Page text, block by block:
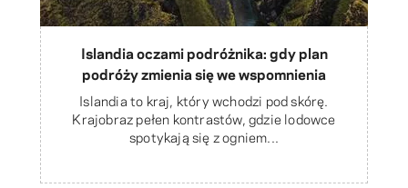
Islandia oczami podróżnika: gdy plan
podróży zmienia się we wspomnienia
Islandia to kraj, który wchodzi pod skórę.
Krajobraz pełen kontrastów, gdzie lodowce
spotykają się z ogniem...